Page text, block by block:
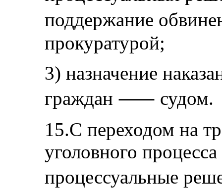
поддержание
прокуратурой;
3) назначение
граждан ⸺ судом.
15.С переходом на
уголовного
процессуальные